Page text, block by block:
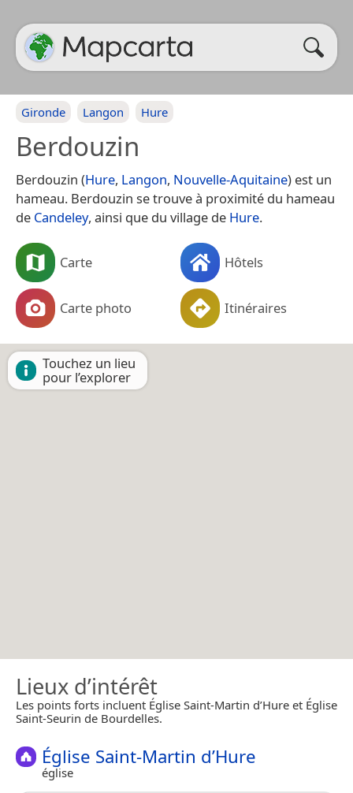
Gironde Langon Hure
Berdouzin
Berdouzin (Hure, Langon, Nouvelle-Aquitaine) est un
hameau. Berdouzin se trouve à proximité du hameau
de Candeley, ainsi que du village de Hure.
Carte Hôtels
Carte photo Itinéraires
Touchez un lieu
pour l’explorer
Lieux d’intérêt
Les points forts incluent Église Saint-Martin d’Hure et Église
Saint-Seurin de Bourdelles.
Église Saint-Martin d’Hure
église